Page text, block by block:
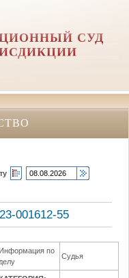
СУД
001612-55
Информация по
делу
Судья